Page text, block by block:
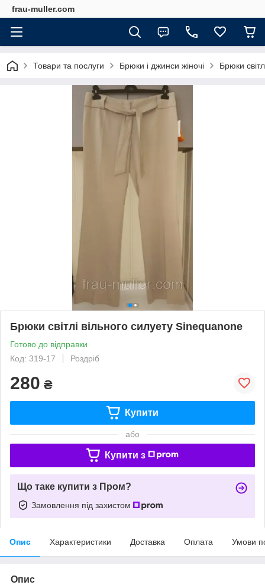
frau-muller.com
Товари та послуги Брюки і джинси жіночі Брюки
Брюки світлі вільного силуету Sinequanone
Готово до відправки
Код: 319-17
Роздріб
280 ₴
Купити
або
Купити з
Що таке купити з Пром?
Замовлення під захистом
Опис Характеристики Доставка Оплата Умови
Опис